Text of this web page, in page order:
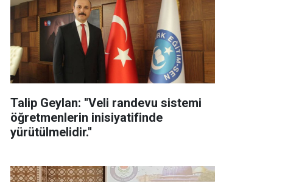
Talip Geylan: ''Veli randevu sistemi
öğretmenlerin inisiyatifinde
yürütülmelidir.''